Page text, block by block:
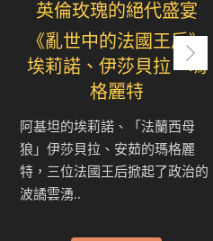
英倫玫瑰的絕代盛宴
《亂世中的法國王后》
埃莉諾、伊莎貝拉、瑪
格麗特
阿基坦的埃莉諾、「法蘭西母
狼」伊莎貝拉、安茹的瑪格麗
特，三位法國王后掀起了政治的
波譎雲湧..